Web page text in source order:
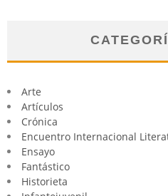
Arte
Artículos
Crónica
Encuentro Internacional
Ensayo
Fantástico
Historieta